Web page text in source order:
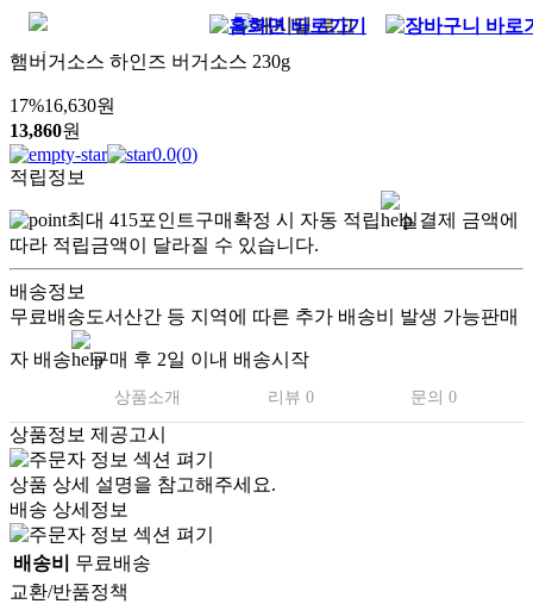
햄버거소스 하인즈 버거소스 230g
17%16,630원
13,860원
0.0(0)
적립정보
최대 415포인트구매확정 시 자동 적립
실결제 금액에
따라 적립금액이 달라질 수 있습니다.
배송정보
무료배송도서산간 등 지역에 따른 추가 배송비 발생 가능판매
자 배송 구매 후 2일 이내 배송시작
상품소개 리뷰 0 문의 0
상품정보 제공고시
상품 상세 설명을 참고해주세요.
배송 상세정보
배송비
무료배송
교환/반품정책